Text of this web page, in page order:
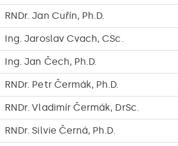
RNDr. Jan Cuřín, Ph.D.
Ing. Jaroslav Cvach, CSc.
Ing. Jan Čech, Ph.D.
RNDr. Petr Čermák, Ph.D.
RNDr. Vladimír Čermák, DrSc.
RNDr. Silvie Černá, Ph.D.